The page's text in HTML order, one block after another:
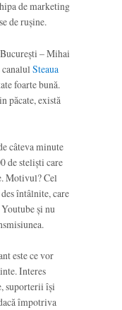
de marketing
de rușine.
– Mihai
Steaua
foarte bună.
păcate, există
câteva minute
de steliști care
Motivul? Cel
întâlnite, care
și nu
este ce vor
Interes
suporterii își
împotriva